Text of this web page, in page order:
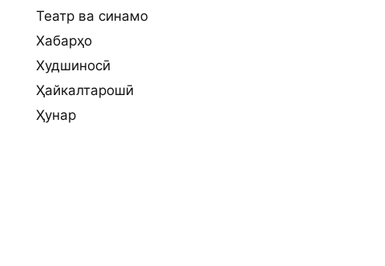
Театр ва синамо
Хабарҳо
Худшиносӣ
Ҳайкалтарошӣ
Ҳунар